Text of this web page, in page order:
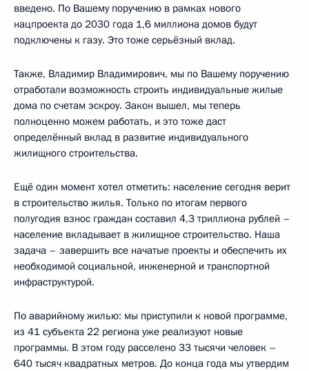
введено. По Вашему поручению в рамках нового
нацпроекта до 2030 года 1,6 миллиона домов будут
подключены к газу. Это тоже серьёзный вклад.
Также, Владимир Владимирович, мы по Вашему поручению
отработали возможность строить индивидуальные жилые
дома по счетам эскроу. Закон вышел, мы теперь
полноценно можем работать, и это тоже даст
определённый вклад в развитие индивидуального
жилищного строительства.
Ещё один момент хотел отметить: население сегодня верит
в строительство жилья. Только по итогам первого
полугодия взнос граждан составил 4,3 триллиона рублей –
население вкладывает в жилищное строительство. Наша
задача – завершить все начатые проекты и обеспечить их
необходимой социальной, инженерной и транспортной
инфраструктурой.
По аварийному жилью: мы приступили к новой программе,
из 41 субъекта 22 региона уже реализуют новые
программы. В этом году расселено 33 тысячи человек –
640 тысяч квадратных метров. До конца года мы утвердим